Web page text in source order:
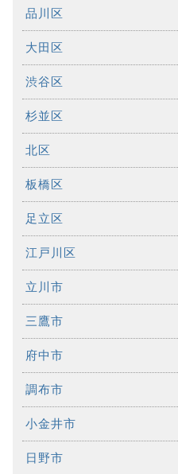
品川区
大田区
渋谷区
杉並区
北区
板橋区
足立区
江戸川区
立川市
三鷹市
府中市
調布市
小金井市
日野市